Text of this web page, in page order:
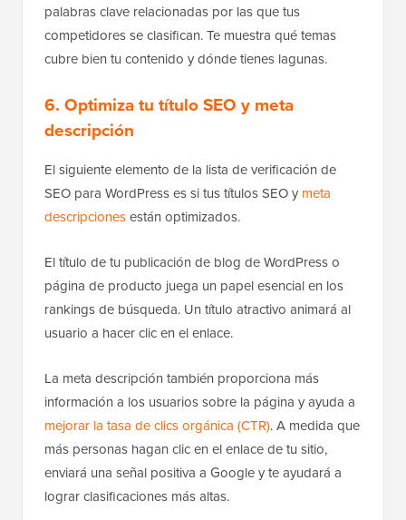
palabras clave relacionadas por las que tus
competidores se clasifican. Te muestra qué temas
cubre bien tu contenido y dónde tienes lagunas.
6. Optimiza tu título SEO y meta
descripción
El siguiente elemento de la lista de verificación de
SEO para WordPress es si tus títulos SEO y meta
descripcionesestán optimizados.
El título de tu publicación de blog de WordPress o
página de producto juega un papel esencial en los
rankings de búsqueda. Un título atractivo animará al
usuario a hacer clic en el enlace.
La meta descripción también proporciona más
información a los usuarios sobre la página y ayuda a
mejorar la tasa de clics orgánica (CTR). A medida que
más personas hagan clic en el enlace de tu sitio,
enviará una señal positiva a Google y te ayudará a
lograr clasificaciones más altas.